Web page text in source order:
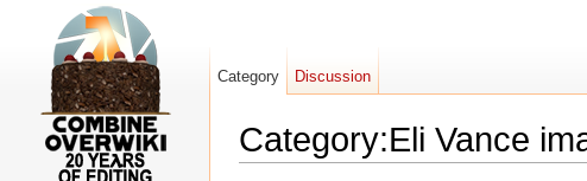
Category:Eli Vance
Category Discussion